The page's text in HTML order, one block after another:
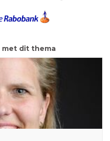
met dit thema